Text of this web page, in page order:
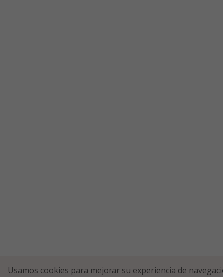
Usamos cookies para mejorar su experiencia de